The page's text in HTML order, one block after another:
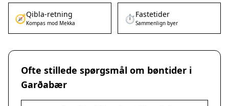
🧭Qibla-retning
Kompas mod Mekka ⏱️Fastetider
Sammenlign byer
Ofte stillede spørgsmål om bøntider i
Garðabær